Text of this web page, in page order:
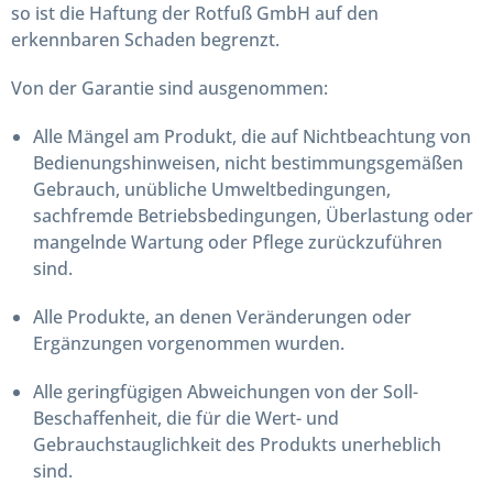
so ist die Haftung der Rotfuß GmbH auf den
erkennbaren Schaden begrenzt.
Von der Garantie sind ausgenommen:
Alle Mängel am Produkt, die auf Nichtbeachtung von
Bedienungshinweisen, nicht bestimmungsgemäßen
Gebrauch, unübliche Umweltbedingungen,
sachfremde Betriebsbedingungen, Überlastung oder
mangelnde Wartung oder Pflege zurückzuführen
sind.
Alle Produkte, an denen Veränderungen oder
Ergänzungen vorgenommen wurden.
Alle geringfügigen Abweichungen von der Soll-
Beschaffenheit, die für die Wert- und
Gebrauchstauglichkeit des Produkts unerheblich
sind.